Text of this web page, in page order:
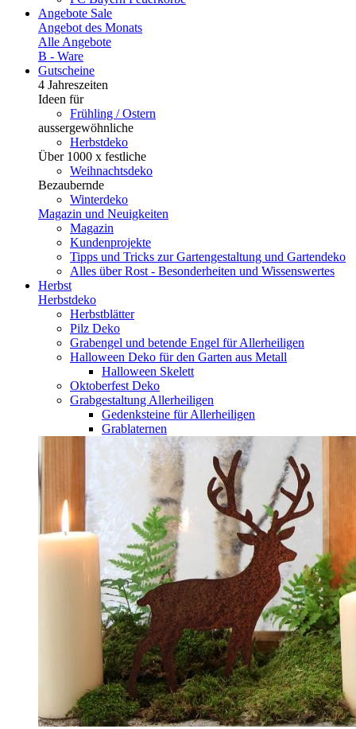
Angebote Sale
Angebot des Monats
Alle Angebote
B - Ware
Gutscheine
4 Jahreszeiten
Ideen für
Frühling / Ostern
aussergewöhnliche
Herbstdeko
Über 1000 x festliche
Weihnachtsdeko
Bezaubernde
Winterdeko
Magazin und Neuigkeiten
Magazin
Kundenprojekte
Tipps und Tricks zur Gartengestaltung und Gartendeko
Alles über Rost - Besonderheiten und Wissenswertes
Herbst
Herbstdeko
Herbstblätter
Pilz Deko
Grabengel und betende Engel für Allerheiligen
Halloween Deko für den Garten aus Metall
Halloween Skelett
Oktoberfest Deko
Grabgestaltung Allerheiligen
Gedenksteine für Allerheiligen
Grablaternen